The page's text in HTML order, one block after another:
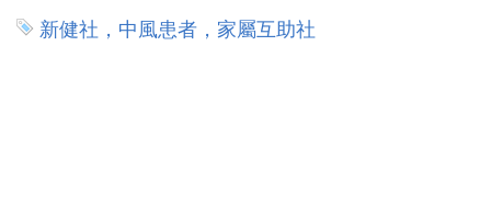
新健社，中風患者，家屬互助社